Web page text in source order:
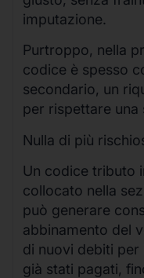
imputazione.
Purtroppo, nella
codice è spesso
secondario, un
per rispettare una
Nulla di più
Un codice tributo
collocato nella
può generare
abbinamento del
di nuovi debiti
già stati pagati,